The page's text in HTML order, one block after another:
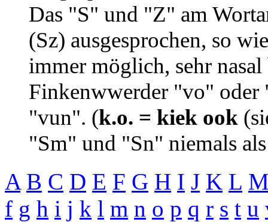
Das "S" und "Z" am
(Sz) ausgesprochen, so
immer möglich, sehr
Finkenwwerder "vo"
"vun". (k.o. = kiek ook
"Sm" und "Sn" niemals
A B C D E F G H I J K L
f g h i j k l m n o p q r s t u